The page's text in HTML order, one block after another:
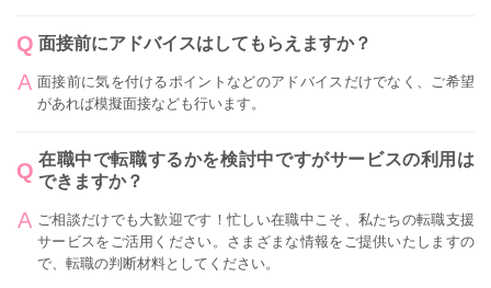
面接前にアドバイスはしてもらえますか？
面接前に気を付けるポイントなどのアドバイスだけでなく、ご希望
があれば模擬面接なども行います。
在職中で転職するかを検討中ですがサービスの利用は
できますか？
ご相談だけでも大歓迎です！忙しい在職中こそ、私たちの転職支援
サービスをご活用ください。さまざまな情報をご提供いたしますの
で、転職の判断材料としてください。